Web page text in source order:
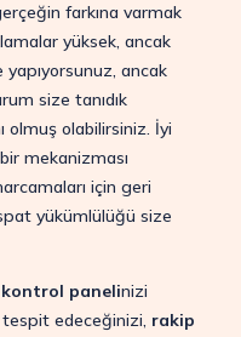
farkına varmak
yüksek, ancak
yapıyorsunuz, ancak
size tanıdık
olmuş olabilirsiniz. İyi
mekanizması
için geri
yükümlülüğü size
panelinizi
tespit edeceğinizi, rakip